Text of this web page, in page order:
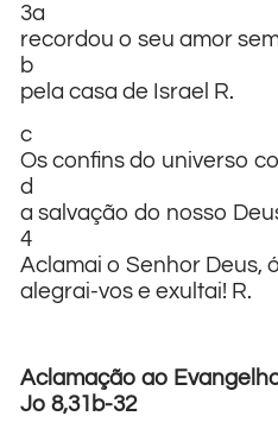
3a
recordou o seu amor
b
pela casa de Israel R.
c
Os confins do universo
d
a salvação do nosso
4
Aclamai o Senhor Deus,
alegrai-vos e exultai! R.
Aclamação ao
Jo 8,31b-32